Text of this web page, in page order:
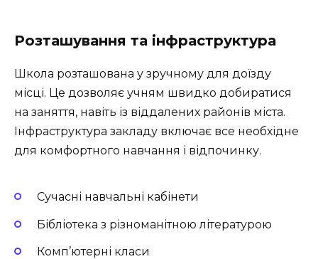
Розташування та інфраструктура
Школа розташована у зручному для доїзду
місці. Це дозволяє учням швидко добиратися
на заняття, навіть із віддалених районів міста.
Інфраструктура закладу включає все необхідне
для комфортного навчання і відпочинку.
Сучасні навчальні кабінети
Бібліотека з різноманітною літературою
Комп’ютерні класи